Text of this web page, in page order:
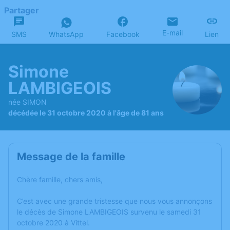
Partager
SMS WhatsApp Facebook E-mail Lien
Simone
LAMBIGEOIS
née SIMON
décédée le 31 octobre 2020 à l'âge de 81 ans
Message de la famille
Chère famille, chers amis,
C’est avec une grande tristesse que nous vous annonçons
le décès de Simone LAMBIGEOIS survenu le samedi 31
octobre 2020 à Vittel.